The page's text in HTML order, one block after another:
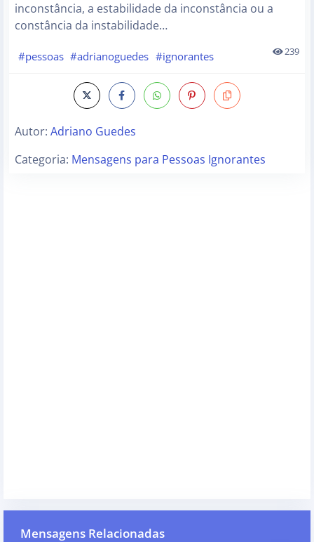
inconstância, a estabilidade da inconstância ou a
constância da instabilidade…
#pessoas #adrianoguedes #ignorantes 239
Autor: Adriano Guedes
Categoria: Mensagens para Pessoas Ignorantes
Mensagens Relacionadas